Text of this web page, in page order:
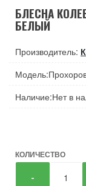
БЛЕСНА
БЕЛЫЙ
Производитель:
Наличие:Нет в
КОЛИЧЕСТВО
-